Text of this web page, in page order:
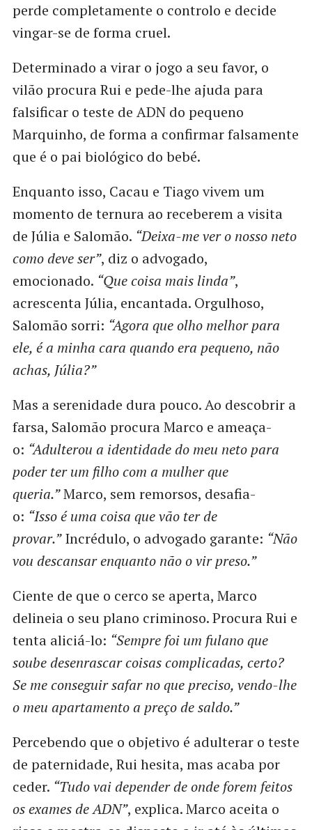
perde completamente o controlo e decide
vingar-se de forma cruel.
Determinado a virar o jogo a seu favor, o
vilão procura Rui e pede-lhe ajuda para
falsificar o teste de ADN do pequeno
Marquinho, de forma a confirmar falsamente
que é o pai biológico do bebé.
Enquanto isso, Cacau e Tiago vivem um
momento de ternura ao receberem a visita
de Júlia e Salomão. “Deixa-me ver o nosso neto
como deve ser”, diz o advogado,
emocionado. “Que coisa mais linda”,
acrescenta Júlia, encantada. Orgulhoso,
Salomão sorri: “Agora que olho melhor para
ele, é a minha cara quando era pequeno, não
achas, Júlia?”
Mas a serenidade dura pouco. Ao descobrir a
farsa, Salomão procura Marco e ameaça-
o: “Adulterou a identidade do meu neto para
poder ter um filho com a mulher que
queria.”Marco, sem remorsos, desafia-
o: “Isso é uma coisa que vão ter de
provar.”Incrédulo, o advogado garante: “Não
vou descansar enquanto não o vir preso.”
Ciente de que o cerco se aperta, Marco
delineia o seu plano criminoso. Procura Rui e
tenta aliciá-lo: “Sempre foi um fulano que
soube desenrascar coisas complicadas, certo?
Se me conseguir safar no que preciso, vendo-lhe
o meu apartamento a preço de saldo.”
Percebendo que o objetivo é adulterar o teste
de paternidade, Rui hesita, mas acaba por
ceder. “Tudo vai depender de onde forem feitos
os exames de ADN”, explica. Marco aceita o